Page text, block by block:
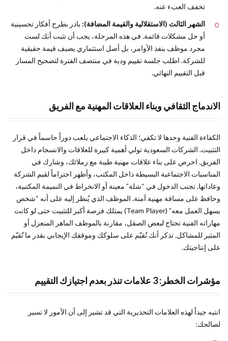
تخفف العبء عنه.
الشهر الثالث (الاستقلالية والقيمة المضافة): بادر بطرح أفكار تحسينية
أو حل مشكلات قائمة. في هذه المرحلة، يجب أن تثبت أنك لست
مجرد موظف ينفذ الأوامر، بل أصل استثماري يضيف قيمة حقيقية
للشركة. اطلب جلسة تقييم ودية في منتصف الفترة لتصحيح المسار
قبل التقييم النهائي.
الاندماج الثقافي وبناء العلاقات المهنية مع الفريق
الكفاءة الفنية وحدها لا تكفي؛ الذكاء الاجتماعي يلعب دوراً حاسماً في قرار
التثبيت. الشركات السعودية تولي أهمية كبيرة للعلاقات والانسجام داخل
الفريق. احرص على بناء علاقات مهنية طيبة مع زملائك، وشارك في
المناسبات الاجتماعية البسيطة داخل المكتب، وأظهر احتراماً لقيم الشركة
وعاداتها. تجنب الدخول في “شلة” معينة أو الانخراط في النميمة المكتبية،
وحافظ على مسافة مهنية آمنة. الموظف الذي يُنظر إليه على أنه “شخص
يسهل العمل معه” (Team Player) يمتلك فرصة أكبر للتثبيت حتى لو كانت
مهاراته الفنية تحتاج لبعض الصقل، مقارنة بالموظف الماهر المنعزل أو
المثير للمشاكل. تذكر أنك تُقيّم على سلوكك وموقفك الإيجابي بقدر ما تُقيّم
على إنتاجيتك.
مؤشرات الخطر: 3 علامات تنذر بعدم اجتيازك التقييم
انتبه جيداً لهذه العلامات التحذيرية التي قد تشير إلى أن الأمور لا تسير
لصالحك: